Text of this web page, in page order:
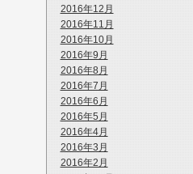
2016年12月
2016年11月
2016年10月
2016年9月
2016年8月
2016年7月
2016年6月
2016年5月
2016年4月
2016年3月
2016年2月